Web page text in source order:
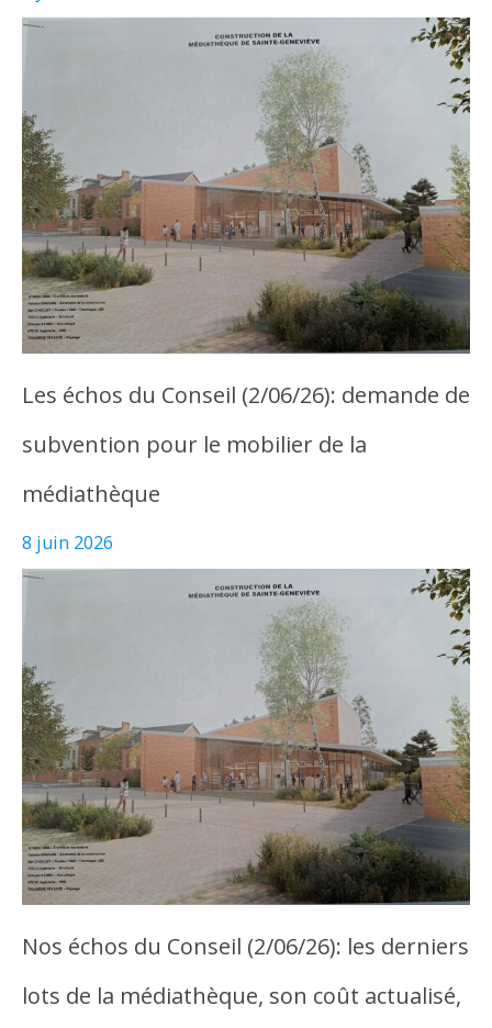
Les échos du Conseil (2/06/26): demande de
subvention pour le mobilier de la
médiathèque
8 juin 2026
Nos échos du Conseil (2/06/26): les derniers
lots de la médiathèque, son coût actualisé,